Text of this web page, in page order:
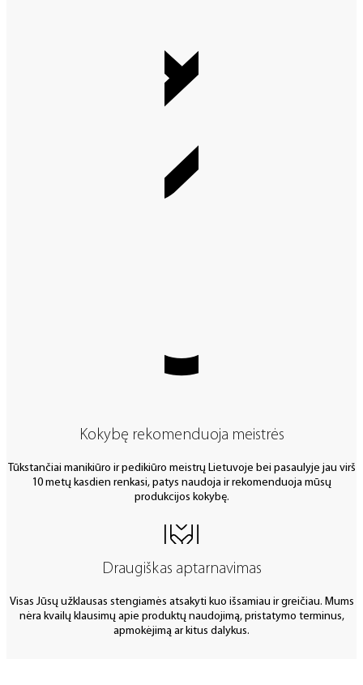
Kokybę rekomenduoja meistrės
Tūkstančiai manikiūro ir pedikiūro meistrų Lietuvoje bei pasaulyje jau virš
10 metų kasdien renkasi, patys naudoja ir rekomenduoja mūsų
produkcijos kokybę.
Draugiškas aptarnavimas
Visas Jūsų užklausas stengiamės atsakyti kuo išsamiau ir greičiau. Mums
nėra kvailų klausimų apie produktų naudojimą, pristatymo terminus,
apmokėjimą ar kitus dalykus.